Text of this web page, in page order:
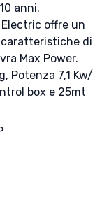
anni.
offre un
di
Max Power.
Potenza 7,1 Kw/
box e 25mt